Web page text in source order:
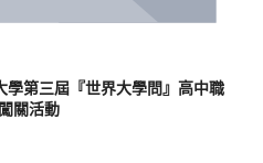
學第三屆『世界大學問』高中職
關活動